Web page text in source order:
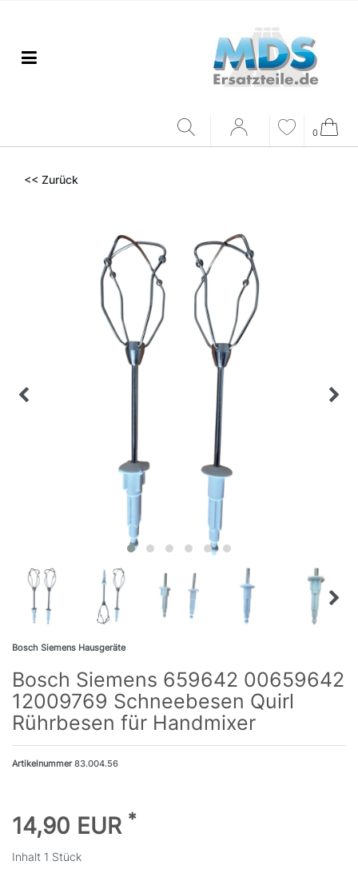
0
<< Zurück
Bosch Siemens Hausgeräte
Bosch Siemens 659642 00659642
12009769 Schneebesen Quirl
Rührbesen für Handmixer
Artikelnummer83.004.56
14,90 EUR *
Inhalt 1 Stück